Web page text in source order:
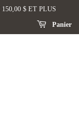
$ ET PLUS
Panier